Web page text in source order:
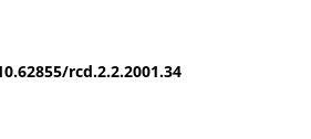
rcd.2.2.2001.34